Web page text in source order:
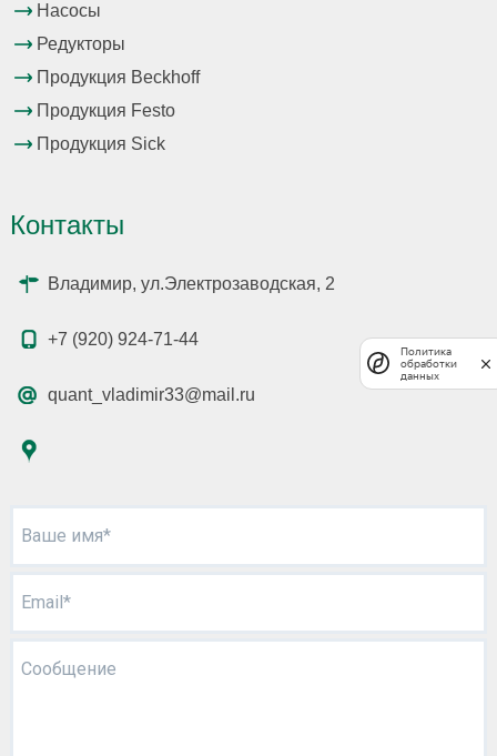
Насосы
Редукторы
Продукция Beckhoff
Продукция Festo
Продукция Sick
Контакты
Владимир, ул.Электрозаводская, 2
+7 (920) 924-71-44
quant_vladimir33@mail.ru
Ваше имя*
Email*
Сообщение
Политика
обработки
данных